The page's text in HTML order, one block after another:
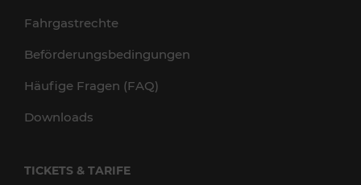
Fahrgastrechte
Beförderungsbedingungen
Häufige Fragen (FAQ)
Downloads
TICKETS & TARIFE